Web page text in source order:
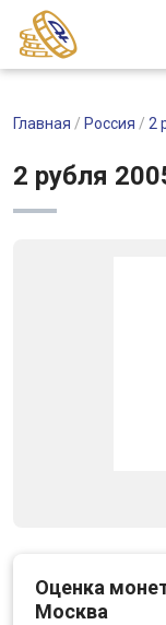
Главная / Россия / 2
2 рубля
Оценка
Москва